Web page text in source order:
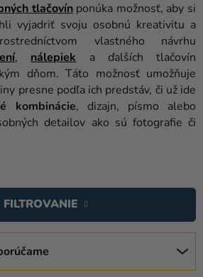
tlačovínponúka možnosť, aby si
vyjadriť svoju osobnú kreativitu a
vlastného návrhu
, nálepiek a ďalších tlačovín
dňom. Táto možnosť umožňuje
presne podľa ich predstáv, či už ide
kombinácie, dizajn, písmo alebo
detailov ako sú fotografie či
FILTROVANIE